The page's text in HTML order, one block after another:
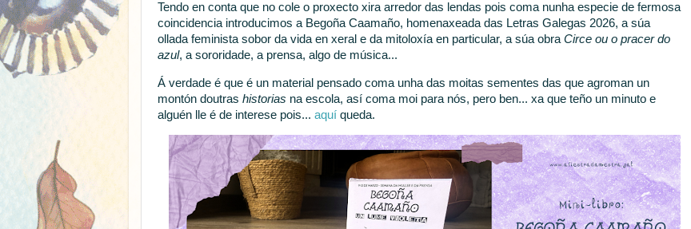
Tendo en conta que no cole o proxecto xira arredor das lendas pois coma nunha especie de fermosa
coincidencia introducimos a Begoña Caamaño, homenaxeada das Letras Galegas 2026, a súa
ollada feminista sobor da vida en xeral e da mitoloxía en particular, a súa obraCirce ou o pracer do
azul, a sororidade, a prensa, algo de música...
Á verdade é que é un material pensado coma unha das moitas sementes das que agroman un
montón doutras historias na escola, así coma moi para nós, pero ben... xa que teño un minuto e
alguén lle é de interese pois... aquíqueda.